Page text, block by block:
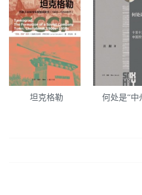
坦克格勒 何处是“中